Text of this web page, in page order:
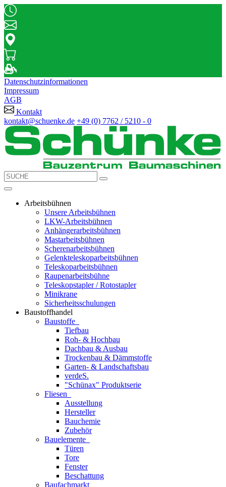
Datenschutzinformationen
Impressum
AGB
Kontakt
kontakt@schuenke.de +49 (0) 7762 / 5210 - 0
Arbeitsbühnen
Unsere Arbeitsbühnen
LKW-Arbeitsbühnen
Anhängerarbeitsbühnen
Mastarbeitsbühnen
Scherenarbeitsbühnen
Gelenkteleskoparbeitsbühnen
Teleskoparbeitsbühnen
Raupenarbeitsbühne
Teleskopstapler / Rotostapler
Minikrane
Sicherheitsschulungen
Baustoffhandel
Baustoffe
Tiefbau
Roh- & Hochbau
Dachbau & Ausbau
Trockenbau & Dämmstoffe
Garten- & Landschaftsbau
verdeS.
"Schünax" Produktserie
Fliesen
Ausstellung
Hersteller
Bauchemie
Zubehör
Bauelemente
Türen
Tore
Fenster
Beschattung
Baufachmarkt